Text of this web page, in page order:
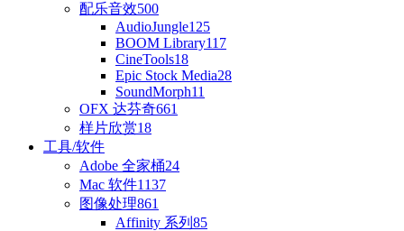
配乐音效500
AudioJungle125
BOOM Library117
CineTools18
Epic Stock Media28
SoundMorph11
OFX 达芬奇661
样片欣赏18
工具/软件
Adobe 全家桶24
Mac 软件1137
图像处理861
Affinity 系列 85